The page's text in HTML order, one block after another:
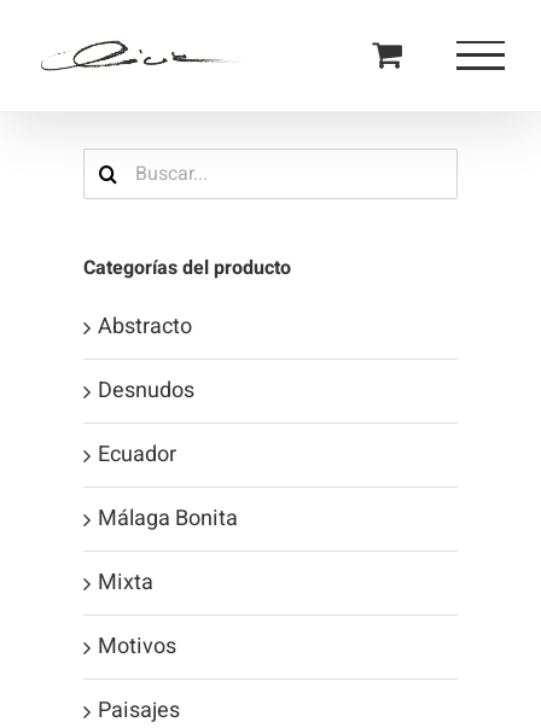
Buscar:
Categorías del producto
Abstracto
Desnudos
Ecuador
Málaga Bonita
Mixta
Motivos
Paisajes